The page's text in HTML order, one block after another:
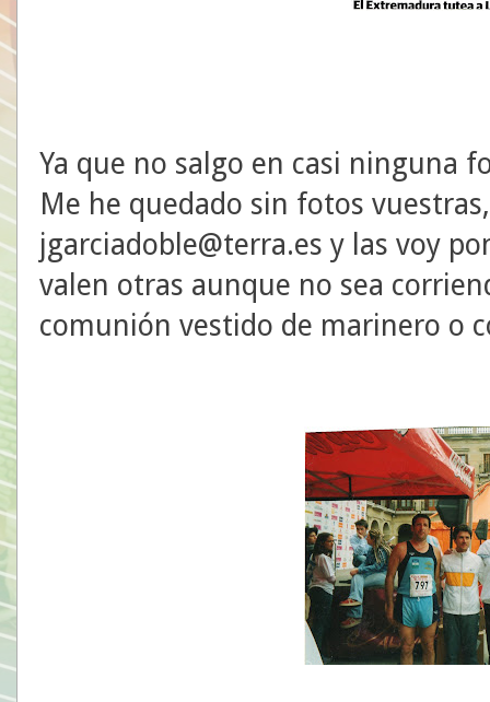
Ya que no salgo en casi ninguna
Me he quedado sin fotos
jgarciadoble@terra.es y las voy
valen otras aunque no sea
comunión vestido de marinero o